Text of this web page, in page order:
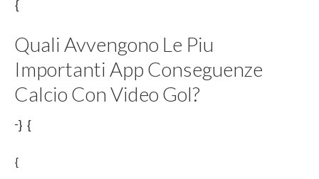
{
Quali Avvengono Le Piu
Importanti App Conseguenze
Calcio Con Video Gol?
-} {
{